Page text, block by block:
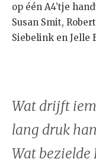
op één A4’tje
Susan Smit,
Siebelink en Jelle
Wat drijft
lang druk
Wat bezielde